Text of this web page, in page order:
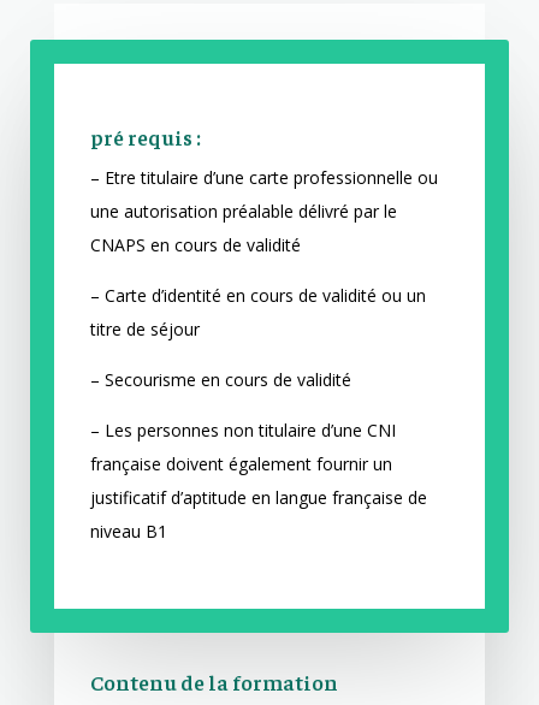
pré requis :
– Etre titulaire d’une carte professionnelle ou
une autorisation préalable délivré par le
CNAPS en cours de validité
– Carte d’identité en cours de validité ou un
titre de séjour
– Secourisme en cours de validité
– Les personnes non titulaire d’une CNI
française doivent également fournir un
justificatif d’aptitude en langue française de
niveau B1
Contenu de la formation